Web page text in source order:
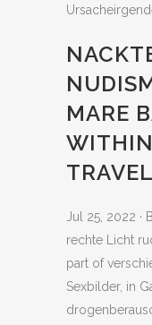
MARE
Jul 25, 2022
rechte Licht
part of
Sexbilder, in